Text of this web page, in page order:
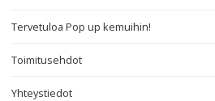
Tervetuloa Pop up kemuihin!
Toimitusehdot
Yhteystiedot